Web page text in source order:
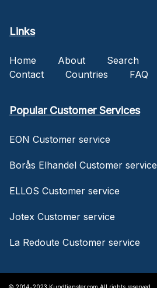
Links
Home About Search
Contact
Countries FAQ
Popular Customer Services
EON Customer service
Borås Elhandel Customer service
ELLOS Customer service
Jotex Customer service
La Redoute Customer service
© 2014-2023 Kundtjanster.com All rights reserved.